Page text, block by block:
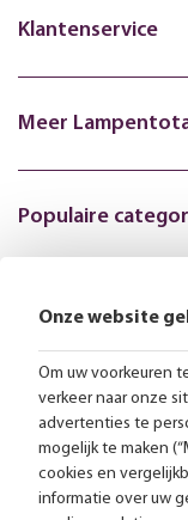
Klantenservice
Meer
Populaire
Volg ons online:
Gratis bezorging
Advies op maat
Onze website
Om uw voorkeuren
verkeer naar onze
advertenties te
mogelijk te maken
cookies en
informatie over uw